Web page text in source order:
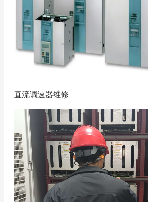
直流调速器维修